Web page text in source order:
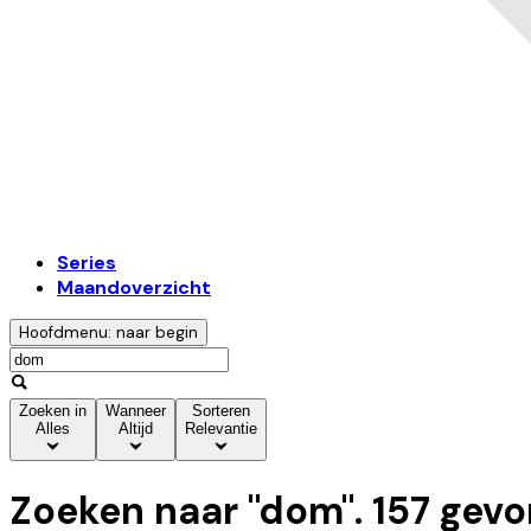
Series
Maandoverzicht
Hoofdmenu: naar begin
Zoeken in
Alles
Wanneer
Altijd
Sorteren
Relevantie
Zoeken naar "dom". 157